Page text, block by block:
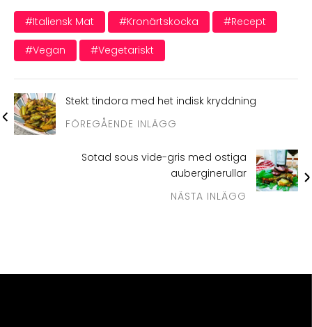
#italiensk Mat #kronärtskocka #recept
#vegan #vegetariskt
Stekt tindora med het indisk kryddning
FÖREGÅENDE INLÄGG
Sotad sous vide-gris med ostiga
auberginerullar
NÄSTA INLÄGG